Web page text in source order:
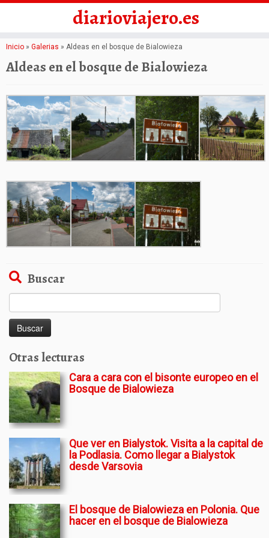
Saltar
diarioviajero.es
Inicio » Galerias » Aldeas en el bosque de Bialowieza
Aldeas en el bosque de Bialowieza
Buscar
Otras lecturas
Cara a cara con el bisonte europeo en el
Bosque de Bialowieza
Que ver en Bialystok. Visita a la capital de
la Podlasia. Como llegar a Bialystok
desde Varsovia
El bosque de Bialowieza en Polonia. Que
hacer en el bosque de Bialowieza